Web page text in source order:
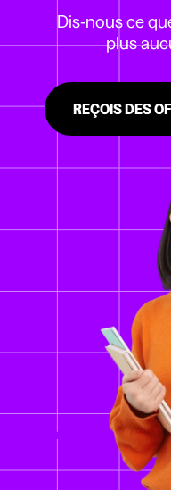
Dis-nous ce
plus
REÇOIS DES